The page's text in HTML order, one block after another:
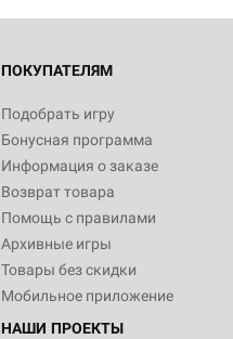
ПОКУПАТЕЛЯМ
Подобрать игру
Бонусная программа
Информация о заказе
Возврат товара
Помощь с правилами
Архивные игры
Товары без скидки
Мобильное приложение
НАШИ ПРОЕКТЫ